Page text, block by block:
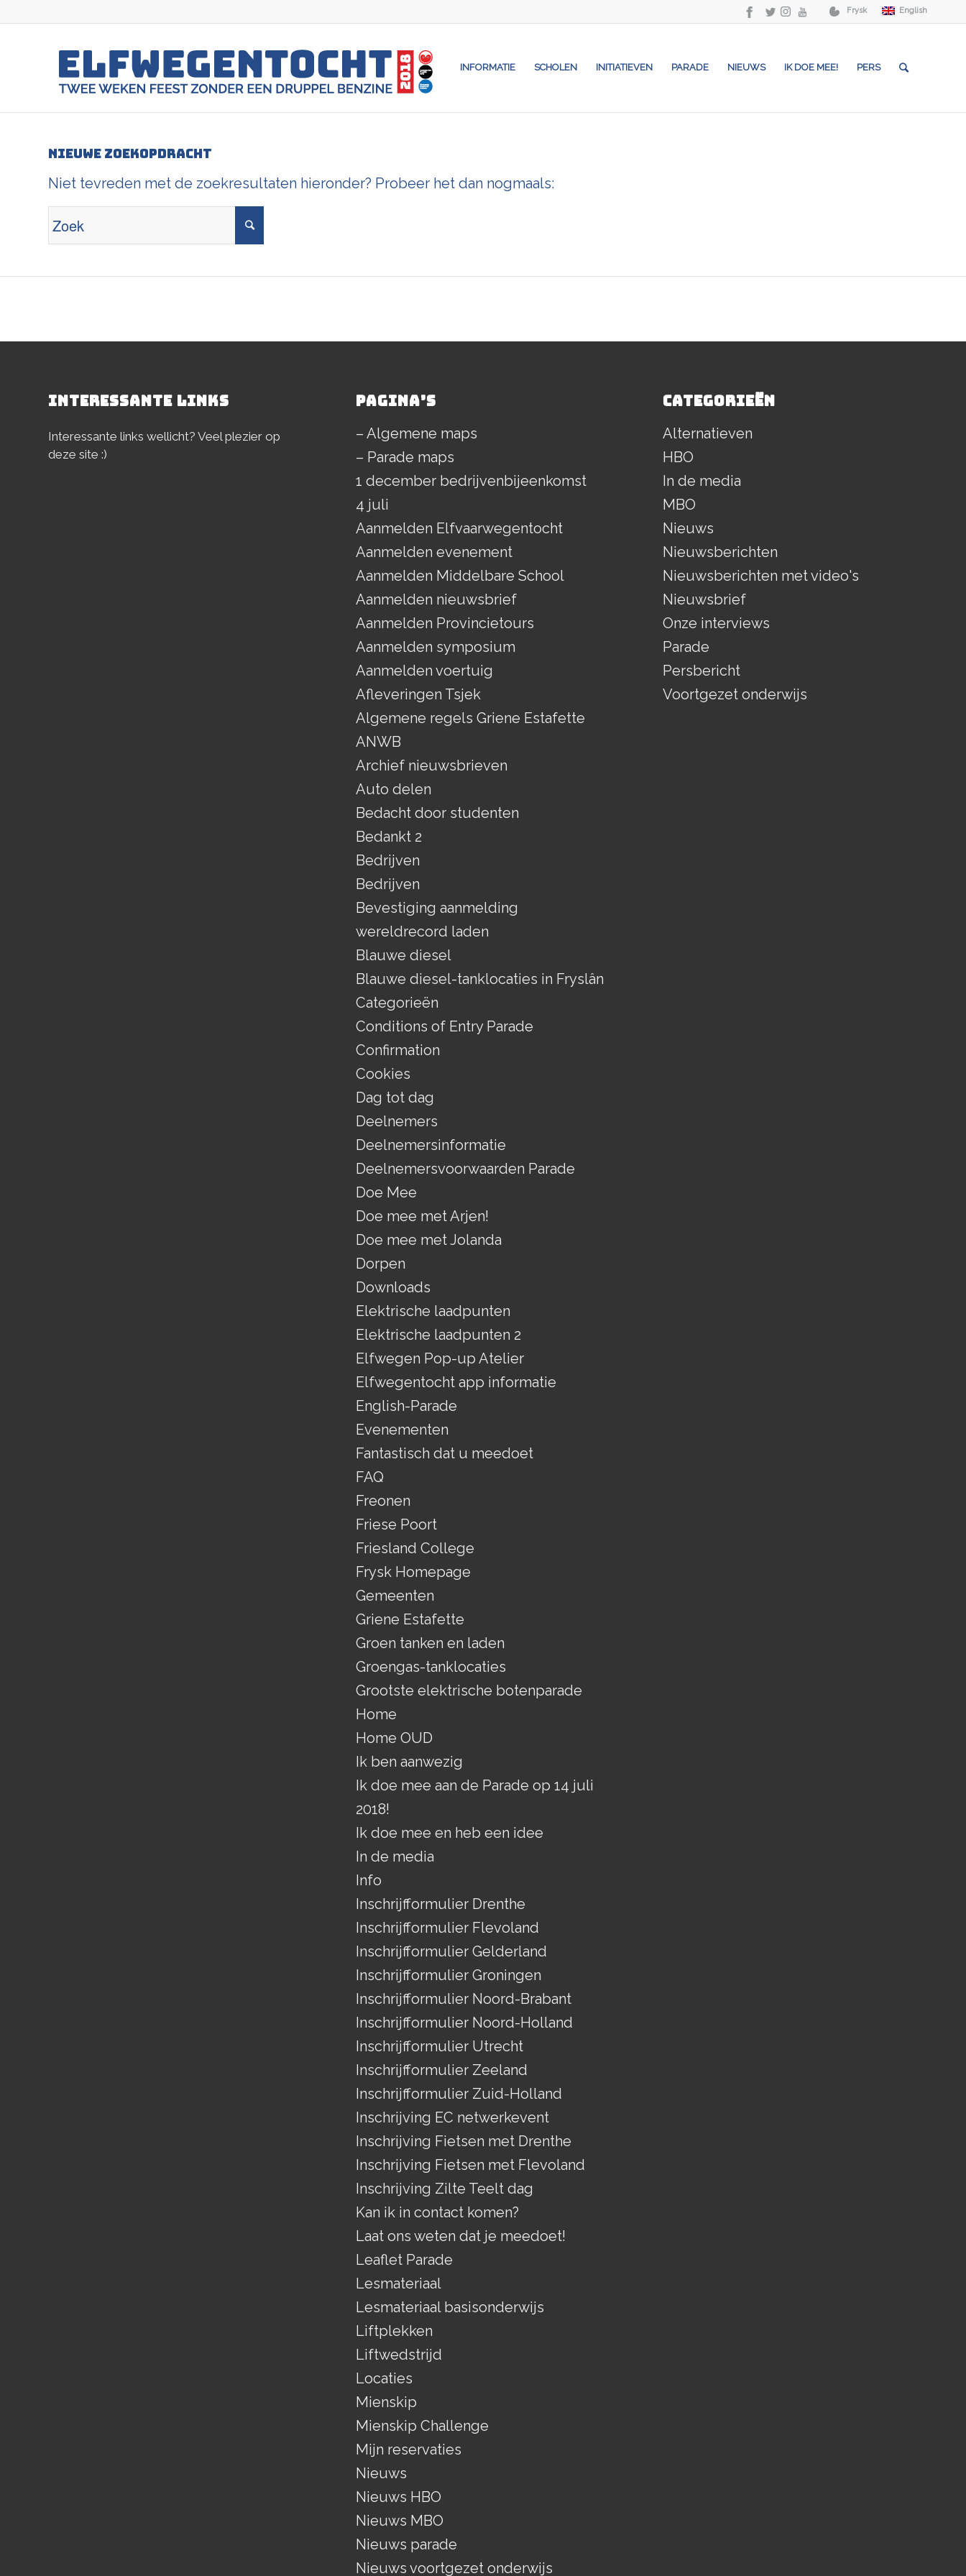
Frysk English
INFORMATIE SCHOLEN INITIATIEVEN PARADE NIEUWS IK DOE MEE! PERS
Nieuwe zoekopdracht
Niet tevreden met de zoekresultaten hieronder? Probeer het dan nogmaals:
INTERESSANTE LINKS
Interessante links wellicht? Veel plezier op
deze site :)
PAGINA’S
– Algemene maps
– Parade maps
1 december bedrijvenbijeenkomst
4 juli
Aanmelden Elfvaarwegentocht
Aanmelden evenement
Aanmelden Middelbare School
Aanmelden nieuwsbrief
Aanmelden Provincietours
Aanmelden symposium
Aanmelden voertuig
Afleveringen Tsjek
Algemene regels Griene Estafette
ANWB
Archief nieuwsbrieven
Auto delen
Bedacht door studenten
Bedankt 2
Bedrijven
Bedrijven
Bevestiging aanmelding
wereldrecord laden
Blauwe diesel
Blauwe diesel-tanklocaties in Fryslân
Categorieën
Conditions of Entry Parade
Confirmation
Cookies
Dag tot dag
Deelnemers
Deelnemersinformatie
Deelnemersvoorwaarden Parade
Doe Mee
Doe mee met Arjen!
Doe mee met Jolanda
Dorpen
Downloads
Elektrische laadpunten
Elektrische laadpunten 2
Elfwegen Pop-up Atelier
Elfwegentocht app informatie
English-Parade
Evenementen
Fantastisch dat u meedoet
FAQ
Freonen
Friese Poort
Friesland College
Frysk Homepage
Gemeenten
Griene Estafette
Groen tanken en laden
Groengas-tanklocaties
Grootste elektrische botenparade
Home
Home OUD
Ik ben aanwezig
Ik doe mee aan de Parade op 14 juli
2018!
Ik doe mee en heb een idee
In de media
Info
Inschrijfformulier Drenthe
Inschrijfformulier Flevoland
Inschrijfformulier Gelderland
Inschrijfformulier Groningen
Inschrijfformulier Noord-Brabant
Inschrijfformulier Noord-Holland
Inschrijfformulier Utrecht
Inschrijfformulier Zeeland
Inschrijfformulier Zuid-Holland
Inschrijving EC netwerkevent
Inschrijving Fietsen met Drenthe
Inschrijving Fietsen met Flevoland
Inschrijving Zilte Teelt dag
Kan ik in contact komen?
Laat ons weten dat je meedoet!
Leaflet Parade
Lesmateriaal
Lesmateriaal basisonderwijs
Liftplekken
Liftwedstrijd
Locaties
Mienskip
Mienskip Challenge
Mijn reservaties
Nieuws
Nieuws HBO
Nieuws MBO
Nieuws parade
Nieuws voortgezet onderwijs
CATEGORIEËN
Alternatieven
HBO
In de media
MBO
Nieuws
Nieuwsberichten
Nieuwsberichten met video's
Nieuwsbrief
Onze interviews
Parade
Persbericht
Voortgezet onderwijs